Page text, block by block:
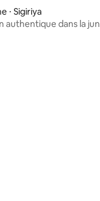
⋅ Sigiriya
authentique dans la